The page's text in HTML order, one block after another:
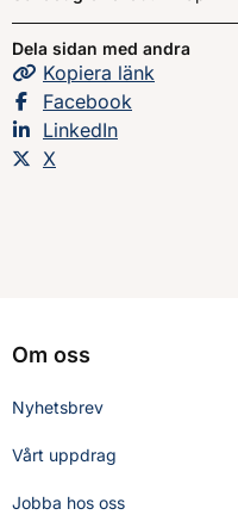
Dela sidan med andra
Kopiera sidans
länk
Dela sidan på
Facebook
Dela sidan på
LinkedIn
Dela sidan på
X
Om oss
Nyhetsbrev
Vårt uppdrag
Jobba hos oss